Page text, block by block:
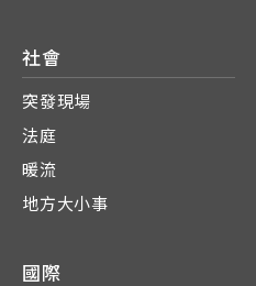
社會
突發現場
法庭
暖流
地方大小事
國際